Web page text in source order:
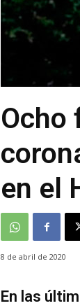
Ocho
en el
8 de abril de 2020
En las